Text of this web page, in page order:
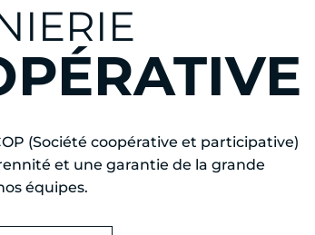
(Société coopérative et participative)
et une garantie de la grande
équipes.